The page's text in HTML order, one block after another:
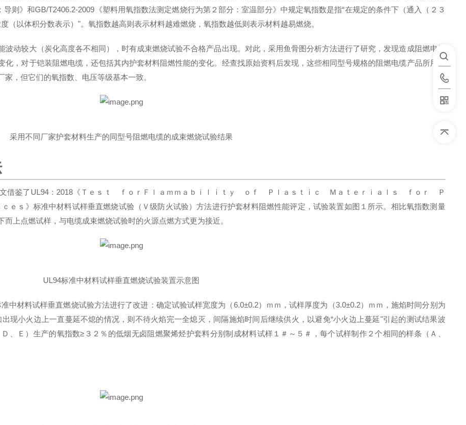
则》和GB/T2406.2-2009《塑料用氧指数法测定燃烧行为第２部分：室温部分》中规定氧指数是指“在规定的条件下（通入（２３
以体积分数表示）"。氧指数越高则表示材料越难燃烧，氧指数越低则表示材料越易燃烧。
动较大（炭化高度各不相同），时有成束燃烧试验不合格产品出现。对此，采用鱼骨图分析方法进行了研究，发现造成阻燃电缆
，对于铠装阻燃电缆，还包括其内护套材料阻燃性能的变化。经查找原始资料后发现，这些相同型号规格的阻燃电缆产品所用阻
，但它们的氧指数、电压等级基本一致。
采用不同厂家护套材料生产的同型号阻燃电缆的成束燃烧试验结果
文借鉴了UL94：2018《Ｔｅｓｔ ｆｏｒＦｌａｍｍａｂｉｌｉｔｙ ｏｆ Ｐｌａｓｔｉｃ Ｍａｔｅｒｉａｌｓ ｆｏｒ Ｐ
ｓ》标准中材料试样垂直燃烧试验（Ｖ级防火试验）方法进行护套材料阻燃性能评定，试验装置如图１所示。相比氧指数测量
上点燃试样，与电缆成束燃烧试验时的火源点燃方式更为接近。
UL94标准中材料试样垂直燃烧试验装置示意图
中材料试样垂直燃烧试验方法进行了改进：确定试验试样宽度为（6.0±0.2）ｍｍ，试样厚度为（3.0±0.2）ｍｍ，施焰时间分别为
现小火边上一直蔓延不熄的情况，则不待火焰完一全熄灭，间隔施焰时间后继续供火，以避免“小火边上蔓延"引起的测试结果波
、Ｅ）生产的氧指数≥３２％的低烟无卤阻燃聚烯烃护套料分别制成材料试样１＃～５＃，每个试样制作２个相同的样条（Ａ、